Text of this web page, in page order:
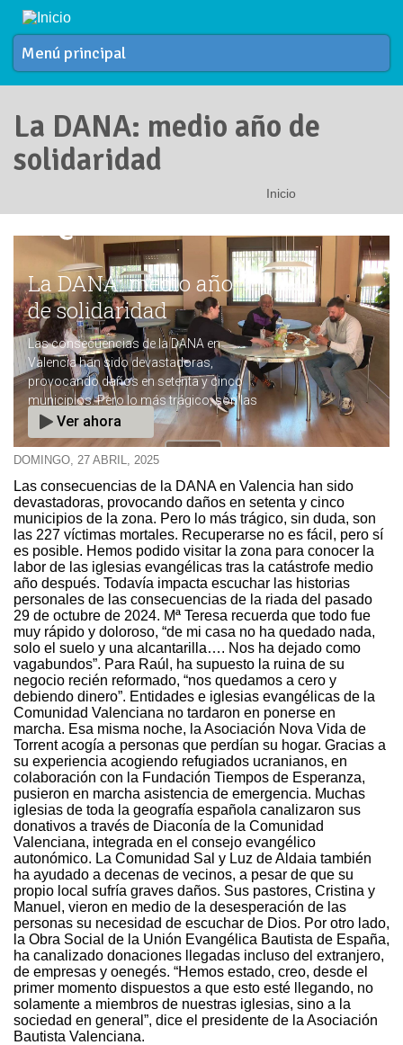
Pasar al contenido principal
Menú principal
La DANA: medio año de
solidaridad
Se encuentra usted aquí
Inicio
La DANA: medio año de solidaridad
DOMINGO, 27 ABRIL, 2025
Las consecuencias de la DANA en Valencia han sido
devastadoras, provocando daños en setenta y cinco
municipios de la zona. Pero lo más trágico, sin duda, son
las 227 víctimas mortales. Recuperarse no es fácil, pero sí
es posible. Hemos podido visitar la zona para conocer la
labor de las iglesias evangélicas tras la catástrofe medio
año después. Todavía impacta escuchar las historias
personales de las consecuencias de la riada del pasado
29 de octubre de 2024. Mª Teresa recuerda que todo fue
muy rápido y doloroso, “de mi casa no ha quedado nada,
solo el suelo y una alcantarilla…. Nos ha dejado como
vagabundos”. Para Raúl, ha supuesto la ruina de su
negocio recién reformado, “nos quedamos a cero y
debiendo dinero”. Entidades e iglesias evangélicas de la
Comunidad Valenciana no tardaron en ponerse en
marcha. Esa misma noche, la Asociación Nova Vida de
Torrent acogía a personas que perdían su hogar. Gracias a
su experiencia acogiendo refugiados ucranianos, en
colaboración con la Fundación Tiempos de Esperanza,
pusieron en marcha asistencia de emergencia. Muchas
iglesias de toda la geografía española canalizaron sus
donativos a través de Diaconía de la Comunidad
Valenciana, integrada en el consejo evangélico
autonómico. La Comunidad Sal y Luz de Aldaia también
ha ayudado a decenas de vecinos, a pesar de que su
propio local sufría graves daños. Sus pastores, Cristina y
Manuel, vieron en medio de la desesperación de las
personas su necesidad de escuchar de Dios. Por otro lado,
la Obra Social de la Unión Evangélica Bautista de España,
ha canalizado donaciones llegadas incluso del extranjero,
de empresas y oenegés. “Hemos estado, creo, desde el
primer momento dispuestos a que esto esté llegando, no
solamente a miembros de nuestras iglesias, sino a la
sociedad en general”, dice el presidente de la Asociación
Bautista Valenciana.